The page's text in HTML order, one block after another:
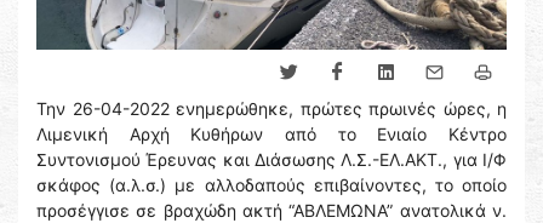
Την 26-04-2022 ενημερώθηκε, πρώτες πρωινές ώρες, η
Λιμενική Αρχή Κυθήρων από το Ενιαίο Κέντρο
Συντονισμού Έρευνας και Διάσωσης Λ.Σ.-ΕΛ.ΑΚΤ., για Ι/Φ
σκάφος (α.λ.σ.) με αλλοδαπούς επιβαίνοντες, το οποίο
προσέγγισε σε βραχώδη ακτή “ΑΒΛΕΜΩΝΑ” ανατολικά ν.